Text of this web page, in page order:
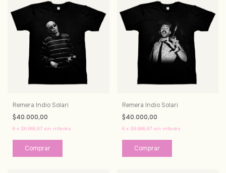
Remera Indio Solari
$40.000,00
6 x $6.666,67 sin interés
Comprar
Remera Indio Solari
$40.000,00
6 x $6.666,67 sin interés
Comprar